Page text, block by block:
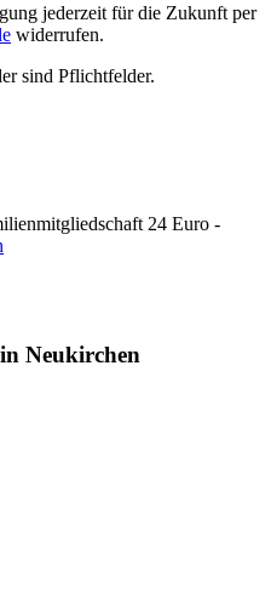
jederzeit für die Zukunft per
widerrufen.
sind Pflichtfelder.
24 Euro -
Neukirchen